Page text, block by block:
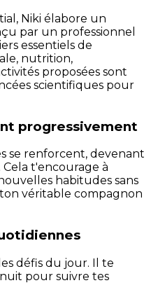
Niki élabore un
par un professionnel
essentiels de
nutrition,
proposées sont
scientifiques pour
progressivement
se renforcent, devenant
t'encourage à
habitudes sans
véritable compagnon
défis du jour. Il te
pour suivre tes